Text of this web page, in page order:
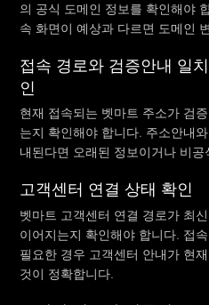
의 공식 도메인 정보를 확인해야
속 화면이 예상과 다르면 도메인
접속 경로와 검증안내 일
인
현재 접속되는 벳마트 주소가 검
는지 확인해야 합니다. 주소안내
내된다면 오래된 정보이거나 비
고객센터 연결 상태 확인
벳마트 고객센터 연결 경로가 최
이어지는지 확인해야 합니다. 접
필요한 경우 고객센터 안내가 현
것이 정확합니다.